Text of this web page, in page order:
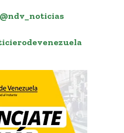
@ndv_noticias